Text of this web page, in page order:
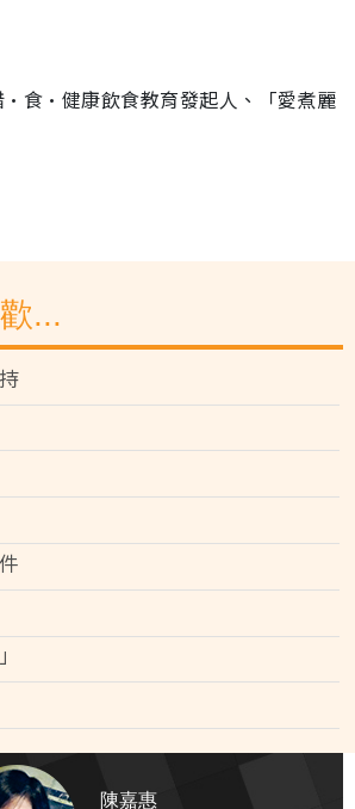
食•健康飲食教育發起人、「愛煮麗
...
陳嘉惠